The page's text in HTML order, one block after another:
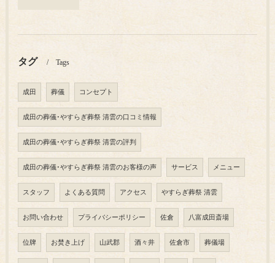
タグ Tags
成田 葬儀 コンセプト
成田の葬儀･やすらぎ葬祭 清雲の口コミ情報
成田の葬儀･やすらぎ葬祭 清雲の評判
成田の葬儀･やすらぎ葬祭 清雲のお客様の声 サービス メニュー
スタッフ よくある質問 アクセス やすらぎ葬祭 清雲
お問い合わせ プライバシーポリシー 佐倉 八富成田斎場
位牌 お焚き上げ 山武郡 酒々井 佐倉市 葬儀場